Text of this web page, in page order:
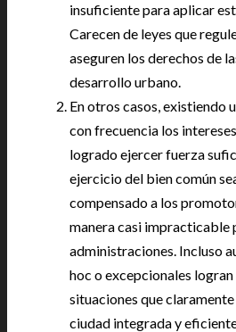
insuficiente para aplicar
Carecen de leyes que
aseguren los derechos de
desarrollo urbano.
En otros casos, existiendo
con frecuencia los
logrado ejercer fuerza
ejercicio del bien común
compensado a los
manera casi impracticable
administraciones. Incluso
hoc o excepcionales
situaciones que
ciudad integrada y